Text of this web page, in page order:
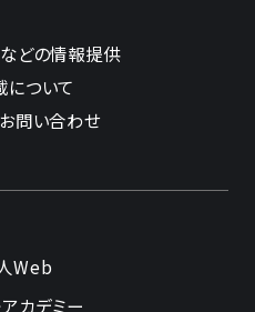
などの情報提供
について
問い合わせ
Web
アカデミー